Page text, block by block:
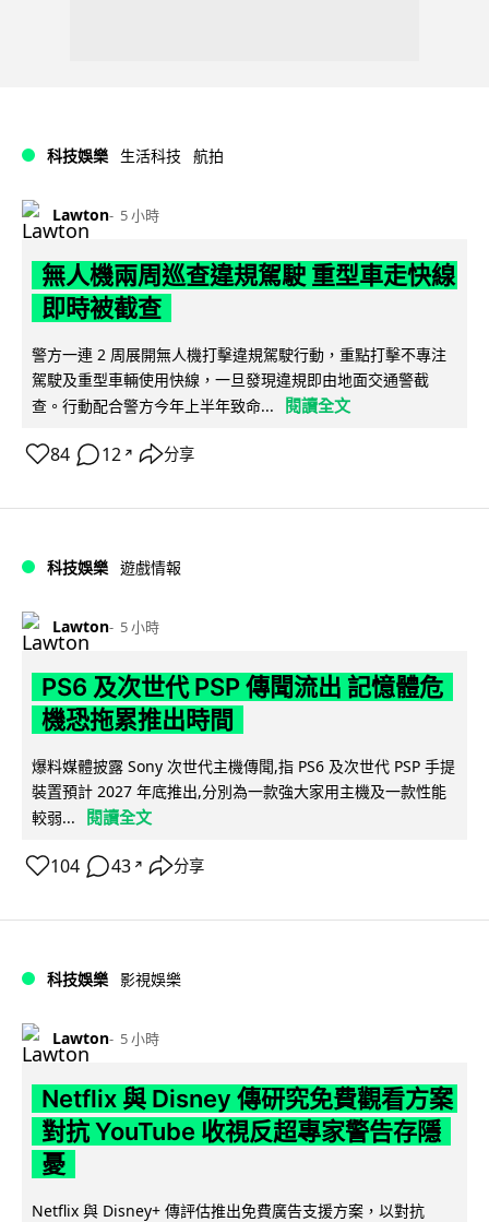
科技娛樂 生活科技 航拍
Lawton 5 小時
無人機兩周巡查違規駕駛 重型車走快線
即時被截查
警方一連 2 周展開無人機打擊違規駕駛行動，重點打擊不專注
駕駛及重型車輛使用快線，一旦發現違規即由地面交通警截
查。行動配合警方今年上半年致命...
閱讀全文
84 12 ↗ 分享
科技娛樂 遊戲情報
Lawton 5 小時
PS6 及次世代 PSP 傳聞流出 記憶體危
機恐拖累推出時間
爆料媒體披露 Sony 次世代主機傳聞,指 PS6 及次世代 PSP 手提
裝置預計 2027 年底推出,分別為一款強大家用主機及一款性能
較弱...
閱讀全文
104 43 ↗ 分享
科技娛樂 影視娛樂
Lawton 5 小時
Netflix 與 Disney 傳研究免費觀看方案
對抗 YouTube 收視反超專家警告存隱
憂
Netflix 與 Disney+ 傳評估推出免費廣告支援方案，以對抗